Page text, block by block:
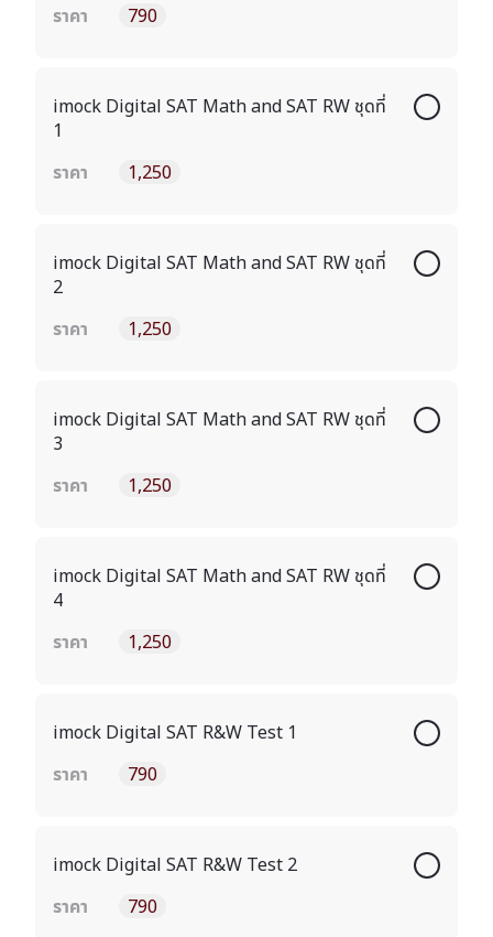
ราคา
790
imock Digital SAT Math and SAT RW ชุดที่
1
ราคา
1,250
imock Digital SAT Math and SAT RW ชุดที่
2
ราคา
1,250
imock Digital SAT Math and SAT RW ชุดที่
3
ราคา
1,250
imock Digital SAT Math and SAT RW ชุดที่
4
ราคา
1,250
imock Digital SAT R&W Test 1
ราคา
790
imock Digital SAT R&W Test 2
ราคา
790